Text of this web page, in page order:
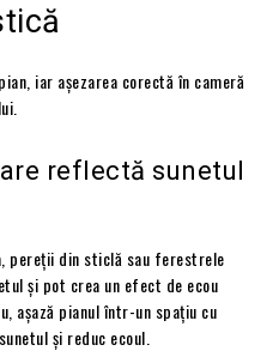
iar așezarea corectă în cameră
reflectă sunetul
pereții din sticlă sau ferestrele
și pot crea un efect de ecou
așază pianul într-un spațiu cu
și reduc ecoul.